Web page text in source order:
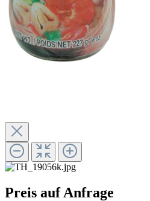
Preis auf Anfrage